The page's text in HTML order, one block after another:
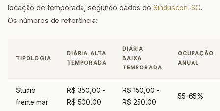
locação de temporada, segundo dados do Sinduscon-SC.
Os números de referência:
TIPOLOGIA
DIÁRIA ALTA
TEMPORADA
DIÁRIA
BAIXA
TEMPORADA
OCUPAÇÃO
ANUAL
Studio
frente mar
R$ 350,00 -
R$ 500,00
R$ 150,00 -
R$ 250,00
55-65%